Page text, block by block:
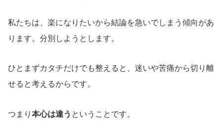
私たちは、楽になりたいから結論を急いでしまう傾向があ
ります。分別しようとします。
ひとまずカタチだけでも整えると、迷いや苦痛から切り離
せると考えるからです。
つまり 本心は違う ということです。